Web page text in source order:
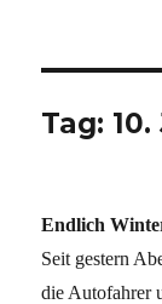
Tag:
Endlich
Seit gestern
die Autofahrer